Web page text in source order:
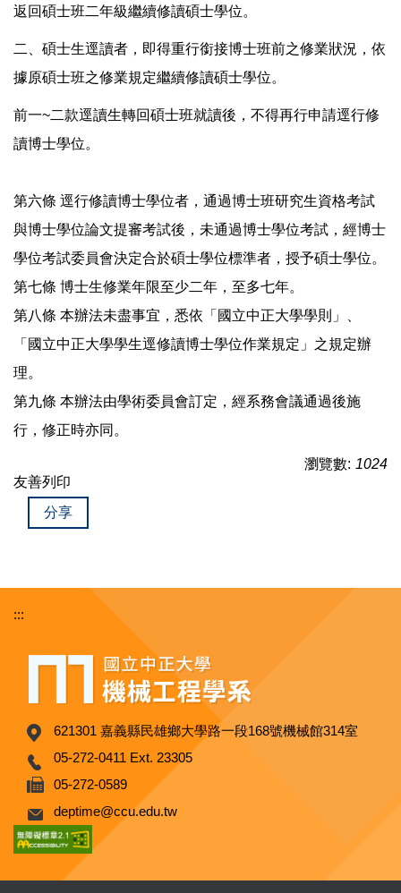
返回碩士班二年級繼續修讀碩士學位。
二、碩士生逕讀者，即得重行銜接博士班前之修業狀況，依
據原碩士班之修業規定繼續修讀碩士學位。
前一~二款逕讀生轉回碩士班就讀後，不得再行申請逕行修
讀博士學位。
第六條 逕行修讀博士學位者，通過博士班研究生資格考試
與博士學位論文提審考試後，未通過博士學位考試，經博士
學位考試委員會決定合於碩士學位標準者，授予碩士學位。
第七條 博士生修業年限至少二年，至多七年。
第八條 本辦法未盡事宜，悉依「國立中正大學學則」、
「國立中正大學學生逕修讀博士學位作業規定」之規定辦
理。
第九條 本辦法由學術委員會訂定，經系務會議通過後施
行，修正時亦同。
瀏覽數: 1024
友善列印
分享
:::
621301 嘉義縣民雄鄉大學路一段168號機械館314室
05-272-0411 Ext. 23305
05-272-0589
deptime@ccu.edu.tw